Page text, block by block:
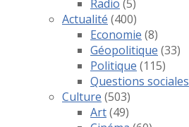
Radio (5)
Actualité (400)
Economie (8)
Géopolitique (33)
Politique (115)
Questions sociales
Culture (503)
Art(49)